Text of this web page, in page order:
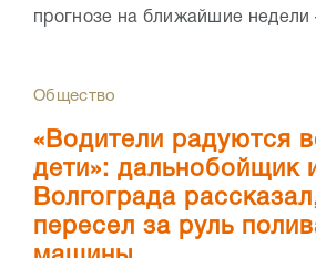
прогнозе на ближайшие недели
Общество
«Водители радуются
дети»: дальнобойщик
Волгограда
пересел за руль